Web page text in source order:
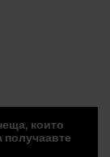
които
получаавте